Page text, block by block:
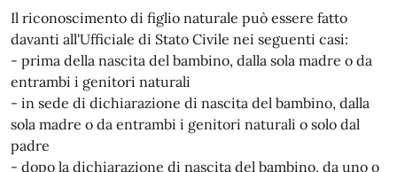
Il riconoscimento di figlio naturale può essere fatto
davanti all'Ufficiale di Stato Civile nei seguenti casi:
- prima della nascita del bambino, dalla sola madre o da
entrambi i genitori naturali
- in sede di dichiarazione di nascita del bambino, dalla
sola madre o da entrambi i genitori naturali o solo dal
padre
- dopo la dichiarazione di nascita del bambino, da uno o